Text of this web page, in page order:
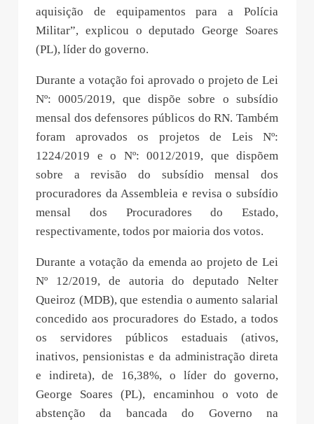
aquisição de equipamentos para a Polícia
Militar”, explicou o deputado George Soares
(PL), líder do governo.
Durante a votação foi aprovado o projeto de Lei
Nº: 0005/2019, que dispõe sobre o subsídio
mensal dos defensores públicos do RN. Também
foram aprovados os projetos de Leis Nº:
1224/2019 e o Nº: 0012/2019, que dispõem
sobre a revisão do subsídio mensal dos
procuradores da Assembleia e revisa o subsídio
mensal dos Procuradores do Estado,
respectivamente, todos por maioria dos votos.
Durante a votação da emenda ao projeto de Lei
Nº 12/2019, de autoria do deputado Nelter
Queiroz (MDB), que estendia o aumento salarial
concedido aos procuradores do Estado, a todos
os servidores públicos estaduais (ativos,
inativos, pensionistas e da administração direta
e indireta), de 16,38%, o líder do governo,
George Soares (PL), encaminhou o voto de
abstenção da bancada do Governo na